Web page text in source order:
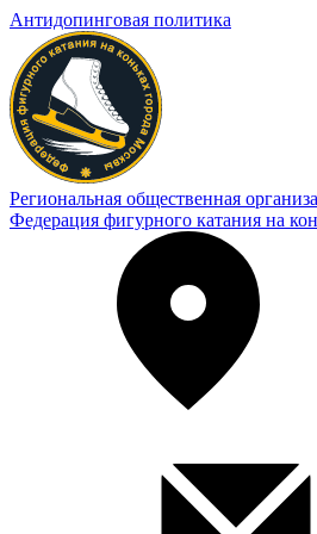
Антидопинговая политика
Региональная общественная
Федерация фигурного катания на